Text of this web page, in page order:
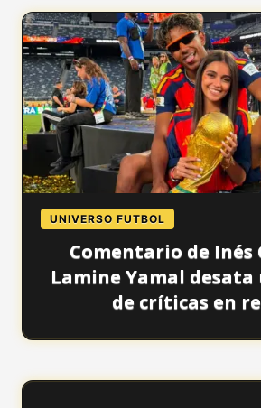
UNIVERSO FUTBOL
Comentario de Inés
Lamine Yamal
de críticas en